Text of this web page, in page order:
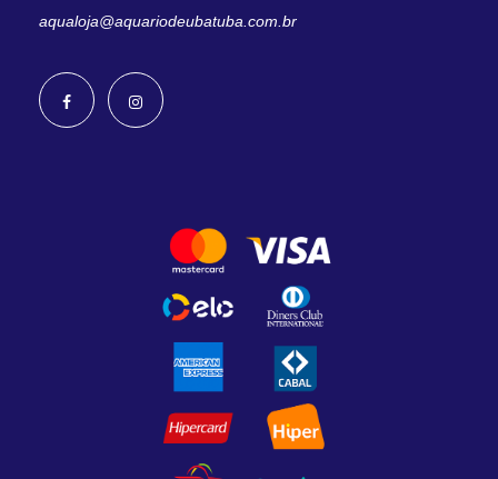
aqualoja@aquariodeubatuba.com.br